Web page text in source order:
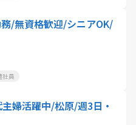
/無資格歓迎/シニアOK/
社員
婦活躍中/松原/週3日・